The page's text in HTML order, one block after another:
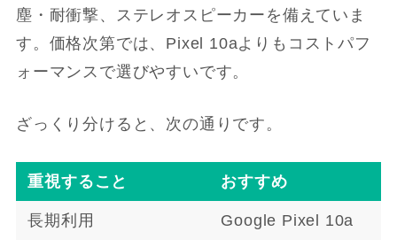
塵・耐衝撃、ステレオスピーカーを備えていま
す。価格次第では、Pixel 10aよりもコストパフ
ォーマンスで選びやすいです。
ざっくり分けると、次の通りです。
重視すること おすすめ
長期利用 Google Pixel 10a